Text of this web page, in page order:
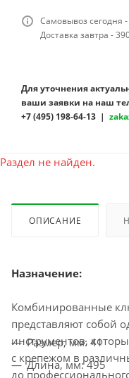
Самовывоз сегодня
Доставка завтра -
Для уточнения
ваши заявки на наш
+7 (495) 198-64-13 |
Раздел не найден.
ОПИСАНИЕ
Назначение:
Комбинированные
представляют собой
инструментов,
с крепежом в
до
Размер, мм: 41
Длина, мм: 495